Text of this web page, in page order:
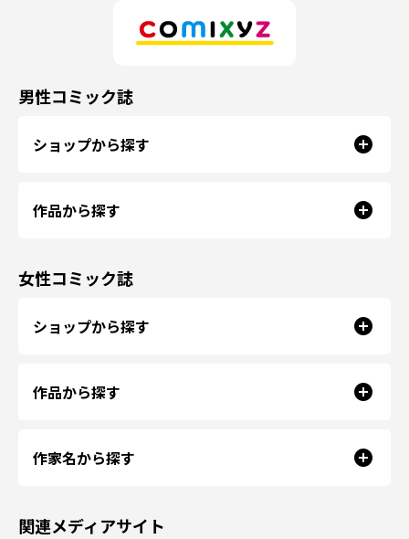
男性コミック誌
ショップから探す
作品から探す
女性コミック誌
ショップから探す
作品から探す
作家名から探す
関連メディアサイト